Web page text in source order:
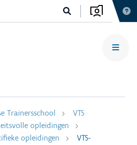
Trainersschool
VTS
opleidingen
opleidingen
VTS-